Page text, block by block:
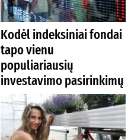
Kodėl indeksiniai fondai
tapo vienu
populiariausių
investavimo pasirinkimų